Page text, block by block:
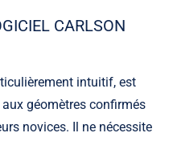
CARLSON
intuitif, est
géomètres confirmés
novices. Il ne nécessite